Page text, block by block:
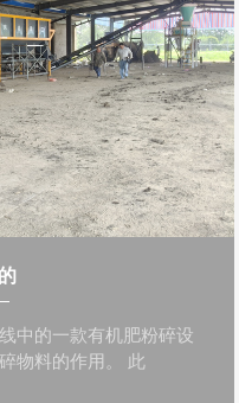
中的一款有机肥粉碎设
物料的作用。 此